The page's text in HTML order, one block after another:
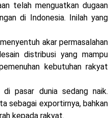
telah menguatkan dugaan
di Indonesia. Inilah yang
akar permasalahan
distribusi yang mampu
kebutuhan rakyat
pasar dunia sedang naik.
sebagai exportirnya, bahkan
kepada rakyat.